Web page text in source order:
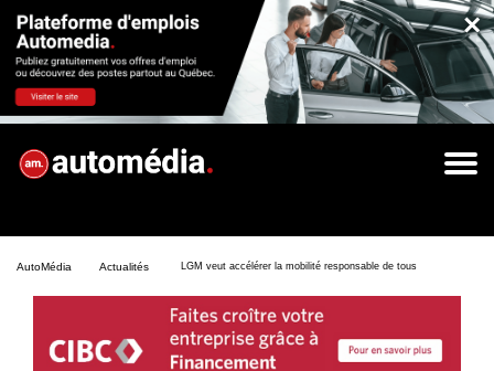
×
AutoMédia Actualités LGM veut accélérer la mobilité responsable de tous